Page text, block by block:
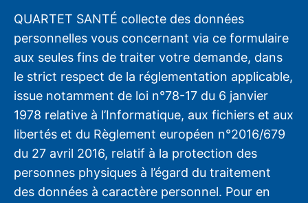
QUARTET SANTÉ collecte des données
personnelles vous concernant via ce formulaire
aux seules fins de traiter votre demande, dans
le strict respect de la réglementation applicable,
issue notamment de loi n°78-17 du 6 janvier
1978 relative à l’Informatique, aux fichiers et aux
libertés et du Règlement européen n°2016/679
du 27 avril 2016, relatif à la protection des
personnes physiques à l’égard du traitement
des données à caractère personnel. Pour en